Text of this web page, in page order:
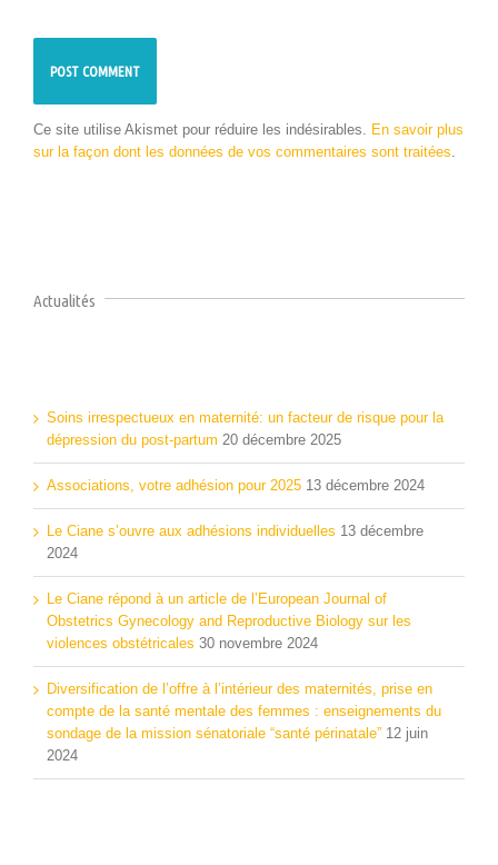
Ce site utilise Akismet pour réduire les indésirables. En savoir plus
sur la façon dont les données de vos commentaires sont traitées.
Actualités
Soins irrespectueux en maternité: un facteur de risque pour la
dépression du post-partum 20 décembre 2025
Associations, votre adhésion pour 2025 13 décembre 2024
Le Ciane s’ouvre aux adhésions individuelles 13 décembre
2024
Le Ciane répond à un article de l’European Journal of
Obstetrics Gynecology and Reproductive Biology sur les
violences obstétricales 30 novembre 2024
Diversification de l’offre à l’intérieur des maternités, prise en
compte de la santé mentale des femmes : enseignements du
sondage de la mission sénatoriale “santé périnatale” 12 juin
2024